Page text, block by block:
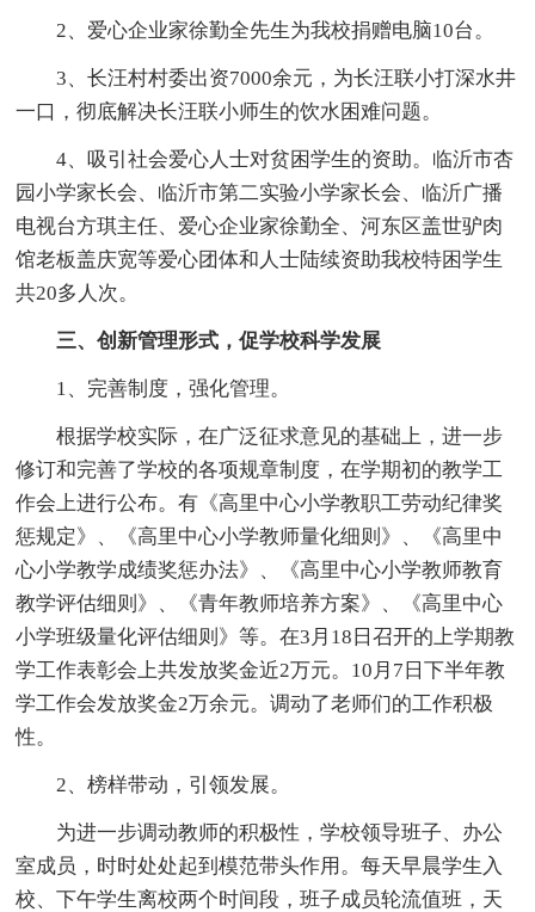
2、爱心企业家徐勤全先生为我校捐赠电脑10台。
3、长汪村村委出资7000余元，为长汪联小打深水井
一口，彻底解决长汪联小师生的饮水困难问题。
4、吸引社会爱心人士对贫困学生的资助。临沂市杏
园小学家长会、临沂市第二实验小学家长会、临沂广播
电视台方琪主任、爱心企业家徐勤全、河东区盖世驴肉
馆老板盖庆宽等爱心团体和人士陆续资助我校特困学生
共20多人次。
三、创新管理形式，促学校科学发展
1、完善制度，强化管理。
根据学校实际，在广泛征求意见的基础上，进一步
修订和完善了学校的各项规章制度，在学期初的教学工
作会上进行公布。有《高里中心小学教职工劳动纪律奖
惩规定》、《高里中心小学教师量化细则》、《高里中
心小学教学成绩奖惩办法》、《高里中心小学教师教育
教学评估细则》、《青年教师培养方案》、《高里中心
小学班级量化评估细则》等。在3月18日召开的上学期教
学工作表彰会上共发放奖金近2万元。10月7日下半年教
学工作会发放奖金2万余元。调动了老师们的工作积极
性。
2、榜样带动，引领发展。
为进一步调动教师的积极性，学校领导班子、办公
室成员，时时处处起到模范带头作用。每天早晨学生入
校、下午学生离校两个时间段，班子成员轮流值班，天